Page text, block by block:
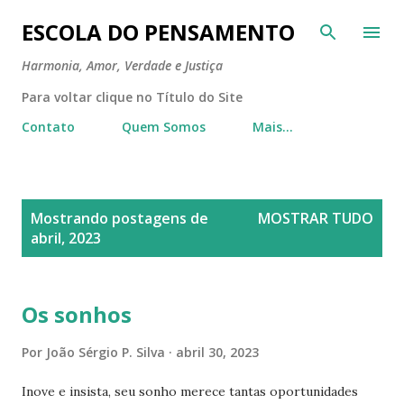
Pular para o conteúdo principal
ESCOLA DO PENSAMENTO
Harmonia, Amor, Verdade e Justiça
Para voltar clique no Título do Site
Contato
Quem Somos Mais…
Mostrando postagens de
abril, 2023
MOSTRAR TUDO
Os sonhos
Por João Sérgio P. Silva abril 30, 2023
Inove e insista, seu sonho merece tantas oportunidades